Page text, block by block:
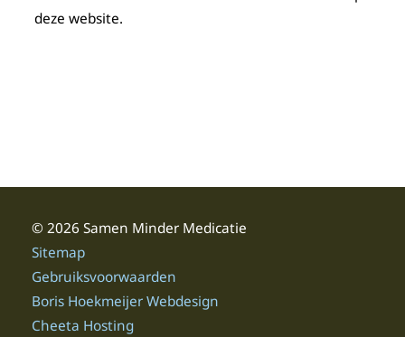
deze website.
© 2026 Samen Minder Medicatie
Sitemap
Gebruiksvoorwaarden
Boris Hoekmeijer Webdesign
Cheeta Hosting